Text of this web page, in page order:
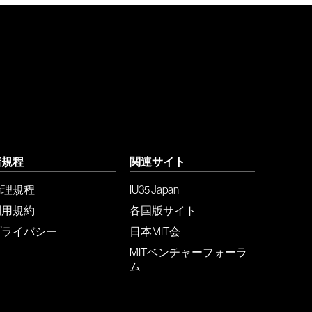
程
規程
規約
イバシー
関連サイト
IU35 Japan
各国版サイト
日本MIT会
MITベンチャーフォーラ
ム